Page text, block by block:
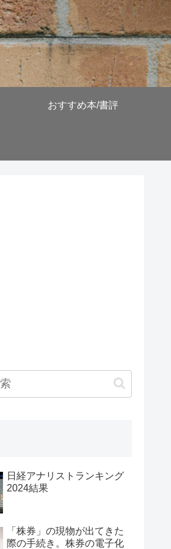
おすすめ本/書評
日経アナリストランキング
2024結果
「株券」の現物が出てきた
際の手続き。株券の電子化